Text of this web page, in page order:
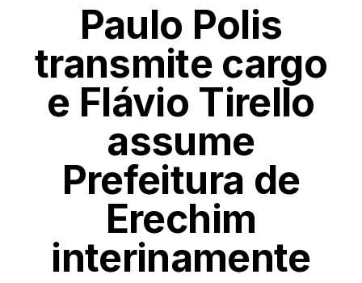
Paulo Polis
transmite cargo
e Flávio Tirello
assume
Prefeitura de
Erechim
interinamente